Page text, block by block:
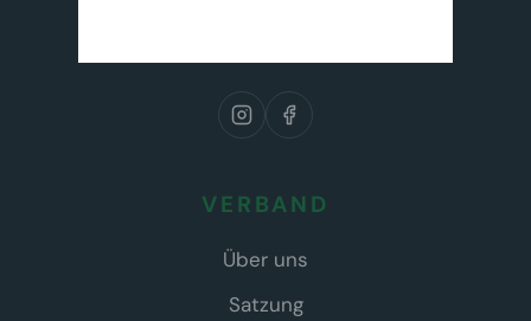
VERBAND
Über uns
Satzung